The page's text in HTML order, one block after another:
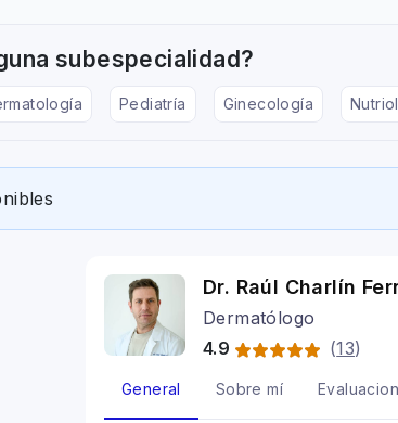
subespecialidad?
Pediatría Ginecología
Dr. Raúl Charlín
Dermatólogo
4.9
(13)
General Sobre mí